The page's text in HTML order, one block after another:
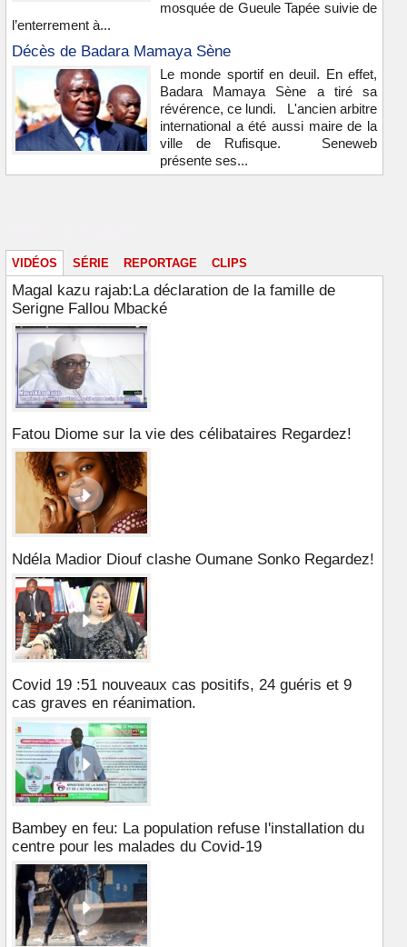
mosquée de Gueule Tapée suivie de
l’enterrement à...
Décès de Badara Mamaya Sène
Le monde sportif en deuil. En effet,
Badara Mamaya Sène a tiré sa
révérence, ce lundi. L'ancien arbitre
international a été aussi maire de la
ville de Rufisque. Seneweb
présente ses...
VIDÉOS SÉRIE REPORTAGE CLIPS
Magal kazu rajab:La déclaration de la famille de
Serigne Fallou Mbacké
Fatou Diome sur la vie des célibataires Regardez!
Ndéla Madior Diouf clashe Oumane Sonko Regardez!
Covid 19 :51 nouveaux cas positifs, 24 guéris et 9
cas graves en réanimation.
Bambey en feu: La population refuse l'installation du
centre pour les malades du Covid-19